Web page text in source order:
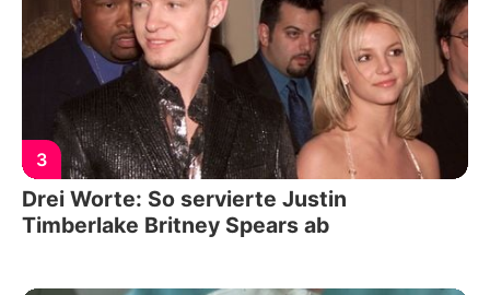
3
Drei Worte: So servierte Justin
Timberlake Britney Spears ab